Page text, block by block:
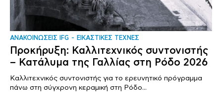
ΑΝΑΚΟΙΝΩΣΕΙΣ IFG ΕΙΚΑΣΤΙΚΕΣ ΤΕΧΝΕΣ
Προκήρυξη: Καλλιτεχνικός συντονιστής
– Κατάλυμα της Γαλλίας στη Ρόδο 2026
Καλλιτεχνικός συντονιστής για το ερευνητικό πρόγραμμα
πάνω στη σύγχρονη κεραμική στη Ρόδο...